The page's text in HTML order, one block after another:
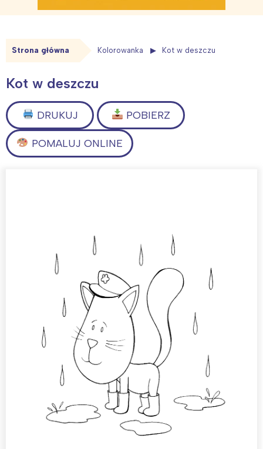
Strona główna Kolorowanka Kot w deszczu
Kot w deszczu
DRUKUJ POBIERZ
POMALUJ ONLINE